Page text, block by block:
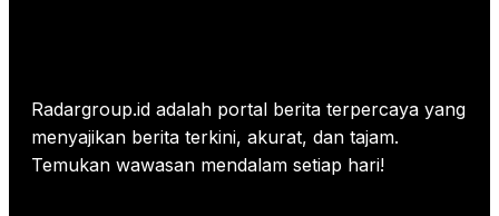
Radargroup.id adalah portal berita terpercaya yang
menyajikan berita terkini, akurat, dan tajam.
Temukan wawasan mendalam setiap hari!